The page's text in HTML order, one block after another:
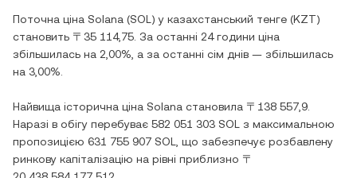
Поточна ціна Solana (SOL ) у казахстанський тенге (KZT)
становить 〒35 114,75 . За останні 24 години ціна
збільшилась на 2,00% , а за останні сім днів — збільшилась
на 3,00%
Найвища історична ціна Solana становила 〒138 557,9
Наразі в обігу перебуває 582 051 303 SOL
з максимальною
пропозицією 631 755 907 SOL
, що забезпечує розбавлену
ринкову капіталізацію на рівні приблизно 〒